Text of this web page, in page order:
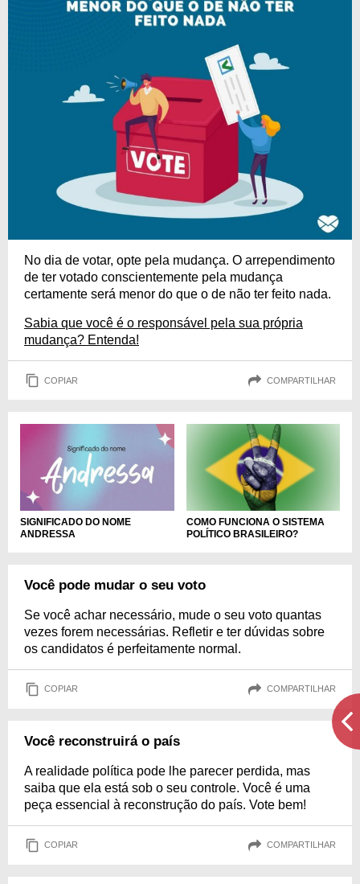
No dia de votar, opte pela mudança. O arrependimento
de ter votado conscientemente pela mudança
certamente será menor do que o de não ter feito nada.
Sabia que você é o responsável pela sua própria
mudança? Entenda!
COPIAR COMPARTILHAR
SIGNIFICADO DO NOME
ANDRESSA
COMO FUNCIONA O SISTEMA
POLÍTICO BRASILEIRO?
Você pode mudar o seu voto
Se você achar necessário, mude o seu voto quantas
vezes forem necessárias. Refletir e ter dúvidas sobre
os candidatos é perfeitamente normal.
COPIAR COMPARTILHAR
Você reconstruirá o país
A realidade política pode lhe parecer perdida, mas
saiba que ela está sob o seu controle. Você é uma
peça essencial à reconstrução do país. Vote bem!
COPIAR COMPARTILHAR